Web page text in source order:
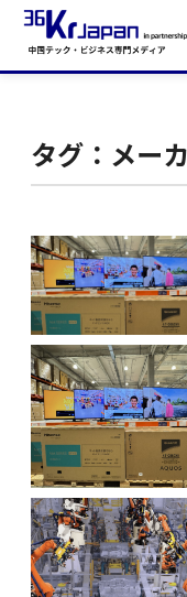
タグ：メー